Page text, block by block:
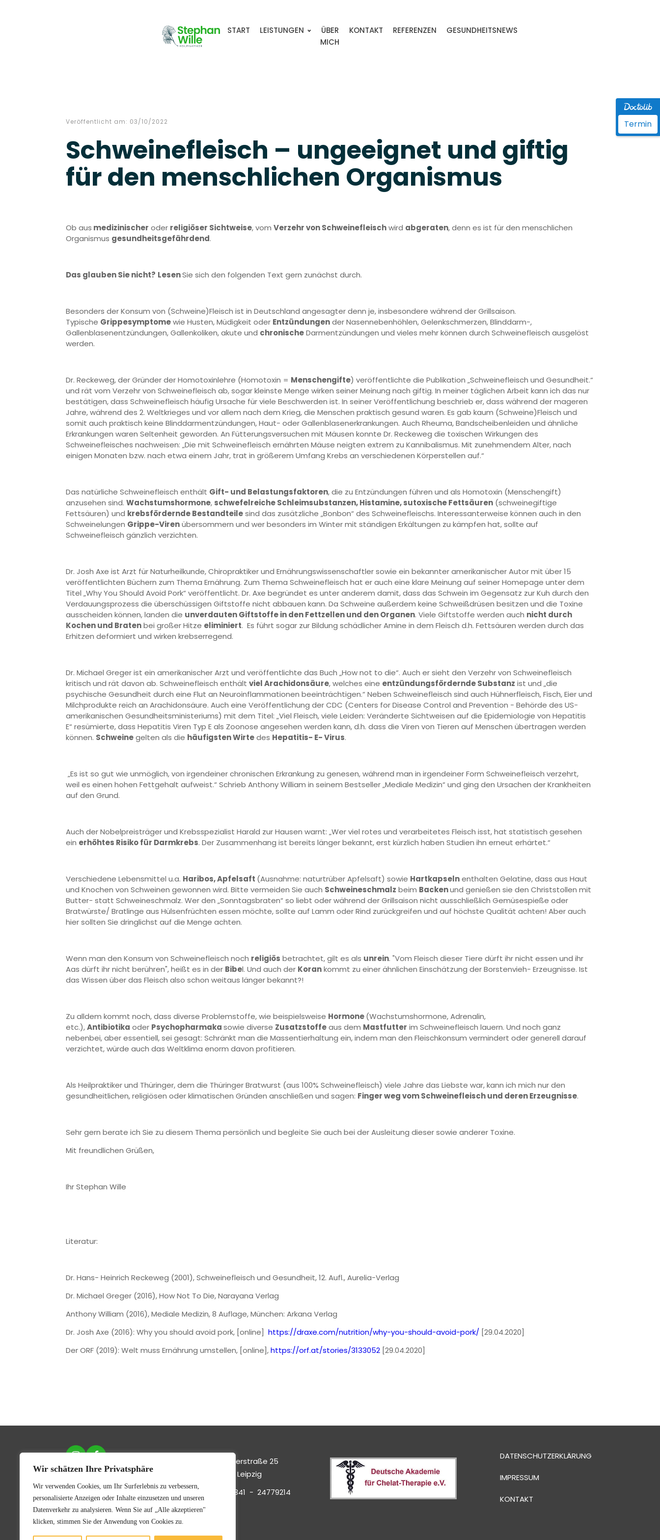
Wir schätzen Ihre Privatsphäre
Wir verwenden Cookies, um Ihr Surferlebnis zu verbessern,
personalisierte Anzeigen oder Inhalte einzusetzen und unseren
Datenverkehr zu analysieren. Wenn Sie auf „Alle akzeptieren"
klicken, stimmen Sie der Anwendung von Cookies zu.
START LEISTUNGEN
ÜBER
MICH
KONTAKT REFERENZEN GESUNDHEITSNEWS
Veröffentlicht am: 03/10/2022
Schweinefleisch – ungeeignet und giftig
für den menschlichen Organismus
Ob aus medizinischer oder religiöser Sichtweise, vomVerzehr von Schweinefleischwird abgeraten, denn es ist für den menschlichen
Organismus gesundheitsgefährdend.
Das glauben Sie nicht? LesenSie sich den folgenden Text gern zunächst durch.
Besonders der Konsum von (Schweine)Fleisch ist in Deutschland angesagter denn je, insbesondere während der Grillsaison.
Typische Grippesymptomewie Husten, Müdigkeit oder Entzündungender Nasennebenhöhlen, Gelenkschmerzen, Blinddarm-,
Gallenblasenentzündungen, Gallenkoliken, akute und chronischeDarmentzündungen und vieles mehr können durch Schweinefleisch ausgelöst
werden.
Dr. Reckeweg, der Gründer der Homotoxinlehre (Homotoxin = Menschengifte) veröffentlichte die Publikation „Schweinefleisch und Gesundheit.“
und rät vom Verzehr von Schweinefleisch ab, sogar kleinste Menge wirken seiner Meinung nach giftig. In meiner täglichen Arbeit kann ich das nur
bestätigen, dass Schweinefleisch häufig Ursache für viele Beschwerden ist. In seiner Veröffentlichung beschrieb er, dass während der mageren
Jahre, während des 2. Weltkrieges und vor allem nach dem Krieg, die Menschen praktisch gesund waren. Es gab kaum (Schweine)Fleisch und
somit auch praktisch keine Blinddarmentzündungen, Haut- oder Gallenblasenerkrankungen. Auch Rheuma, Bandscheibenleiden und ähnliche
Erkrankungen waren Seltenheit geworden. An Fütterungsversuchen mit Mäusen konnte Dr. Reckeweg die toxischen Wirkungen des
Schweinefleisches nachweisen: „Die mit Schweinefleisch ernährten Mäuse neigten extrem zu Kannibalismus. Mit zunehmendem Alter, nach
einigen Monaten bzw. nach etwa einem Jahr, trat in größerem Umfang Krebs an verschiedenen Körperstellen auf.“
Das natürliche Schweinefleisch enthält Gift- und Belastungsfaktoren, die zu Entzündungen führen und als Homotoxin (Menschengift)
anzusehen sind.Wachstumshormone, schwefelreiche Schleimsubstanzen, Histamine, sutoxische Fettsäuren (schweinegiftige
Fettsäuren) und krebsfördernde Bestandteilesind das zusätzliche „Bonbon“ des Schweinefleischs. Interessanterweise können auch in den
Schweinelungen Grippe-Virenübersommern und wer besonders im Winter mit ständigen Erkältungen zu kämpfen hat, sollte auf
Schweinefleisch gänzlich verzichten.
Dr. Josh Axe ist Arzt für Naturheilkunde, Chiropraktiker und Ernährungswissenschaftler sowie ein bekannter amerikanischer Autor mit über 15
veröffentlichten Büchern zum Thema Ernährung. Zum Thema Schweinefleisch hat er auch eine klare Meinung auf seiner Homepage unter dem
Titel „Why You Should Avoid Pork“ veröffentlicht. Dr. Axe begründet es unter anderem damit, dass das Schwein im Gegensatz zur Kuh durch den
Verdauungsprozess die überschüssigen Giftstoffe nicht abbauen kann. Da Schweine außerdem keine Schweißdrüsen besitzen und die Toxine
ausscheiden können, landen die unverdauten Giftstoffe in den Fettzellen und den Organen. Viele Giftstoffe werden auch nicht durch
Kochen und Bratenbei großer Hitze eliminiert. Es führt sogar zur Bildung schädlicher Amine in dem Fleisch d.h. Fettsäuren werden durch das
Erhitzen deformiert und wirken krebserregend.
Dr. Michael Greger ist ein amerikanischer Arzt und veröffentlichte das Buch „How not to die“. Auch er sieht den Verzehr von Schweinefleisch
kritisch und rät davon ab. Schweinefleisch enthältviel Arachidonsäure, welches eine entzündungsfördernde Substanz ist und „die
psychische Gesundheit durch eine Flut an Neuroinflammationen beeinträchtigen.“ Neben Schweinefleisch sind auch Hühnerfleisch, Fisch, Eier und
Milchprodukte reich an Arachidonsäure. Auch eine Veröffentlichung der CDC (Centers for Disease Control and Prevention - Behörde des US-
amerikanischen Gesundheitsministeriums) mit dem Titel: „Viel Fleisch, viele Leiden: Veränderte Sichtweisen auf die Epidemiologie von Hepatitis
E“ resümierte, dass Hepatitis Viren Typ E als Zoonose angesehen werden kann, d.h. dass die Viren von Tieren auf Menschen übertragen werden
können. Schweinegelten als die häufigsten Wirtedes Hepatitis- E- Virus.
„Es ist so gut wie unmöglich, von irgendeiner chronischen Erkrankung zu genesen, während man in irgendeiner Form Schweinefleisch verzehrt,
weil es einen hohen Fettgehalt aufweist.“ Schrieb Anthony William in seinem Bestseller „Mediale Medizin“ und ging den Ursachen der Krankheiten
auf den Grund.
Auch der Nobelpreisträger und Krebsspezialist Harald zur Hausen warnt: „Wer viel rotes und verarbeitetes Fleisch isst, hat statistisch gesehen
ein erhöhtes Risiko für Darmkrebs. Der Zusammenhang ist bereits länger bekannt, erst kürzlich haben Studien ihn erneut erhärtet.“
Verschiedene Lebensmittel u.a. Haribos, Apfelsaft (Ausnahme: naturtrüber Apfelsaft) sowie Hartkapselnenthalten Gelatine, dass aus Haut
und Knochen von Schweinen gewonnen wird. Bitte vermeiden Sie auch Schweineschmalz beim Backenund genießen sie den Christstollen mit
Butter- statt Schweineschmalz. Wer den „Sonntagsbraten“ so liebt oder während der Grillsaison nicht ausschließlich Gemüsespieße oder
Bratwürste/ Bratlinge aus Hülsenfrüchten essen möchte, sollte auf Lamm oder Rind zurückgreifen und auf höchste Qualität achten! Aber auch
hier sollten Sie dringlichst auf die Menge achten.
Wenn man den Konsum von Schweinefleisch noch religiös betrachtet, gilt es als unrein. "Vom Fleisch dieser Tiere dürft ihr nicht essen und ihr
Aas dürft ihr nicht berühren", heißt es in der Bibel. Und auch der Korankommt zu einer ähnlichen Einschätzung der Borstenvieh- Erzeugnisse. Ist
das Wissen über das Fleisch also schon weitaus länger bekannt?!
Zu alldem kommt noch, dass diverse Problemstoffe, wie beispielsweise Hormone(Wachstumshormone, Adrenalin,
etc.),Antibiotika oder Psychopharmakasowie diverse Zusatzstoffeaus dem Mastfutter im Schweinefleisch lauern. Und noch ganz
nebenbei, aber essentiell, sei gesagt: Schränkt man die Massentierhaltung ein, indem man den Fleischkonsum vermindert oder generell darauf
verzichtet, würde auch das Weltklima enorm davon profitieren.
Als Heilpraktiker und Thüringer, dem die Thüringer Bratwurst (aus 100% Schweinefleisch) viele Jahre das Liebste war, kann ich mich nur den
gesundheitlichen, religiösen oder klimatischen Gründen anschließen und sagen: Finger weg vom Schweinefleisch und deren Erzeugnisse.
Sehr gern berate ich Sie zu diesem Thema persönlich und begleite Sie auch bei der Ausleitung dieser sowie anderer Toxine.
Mit freundlichen Grüßen,
Ihr Stephan Wille
Literatur:
Dr. Hans- Heinrich Reckeweg (2001), Schweinefleisch und Gesundheit, 12. Aufl., Aurelia-Verlag
Dr. Michael Greger (2016), How Not To Die, Narayana Verlag
Anthony William (2016), Mediale Medizin, 8 Auflage, München: Arkana Verlag
Dr. Josh Axe (2016): Why you should avoid pork, [online]https://draxe.com/nutrition/why-you-should-avoid-pork/ [29.04.2020]
Der ORF (2019): Welt muss Ernährung umstellen, [online],https://orf.at/stories/3133052 [29.04.2020]
Blümnerstraße 25
04229 Leipzig
Tel.: 0341 - 24779214
DATENSCHUTZERKLÄRUNG
IMPRESSUM
KONTAKT
©2023 Stephan Wille / Alle Rechte vorbehalten
Termin